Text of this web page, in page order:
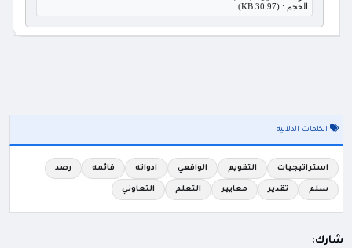
الحجم : (30.97 KB)
الكلمات الدلالية
استراتيجيات التقويم الواقعي ادواته قائمه رصد
سلم تقدير معايير التعلم التعاوني
شارك: